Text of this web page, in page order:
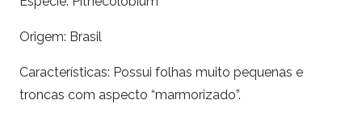
Origem: Brasil
Características: Possui folhas muito pequenas e
troncas com aspecto “marmorizado”.